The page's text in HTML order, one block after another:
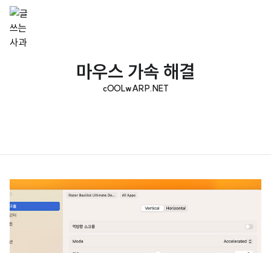
마우스 가속 해결
cOOLwARP.NET